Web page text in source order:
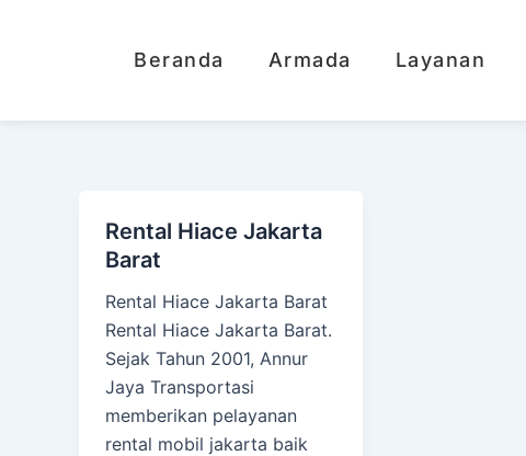
Beranda Armada Layanan
Rental Hiace Jakarta
Barat
Rental Hiace Jakarta Barat
Rental Hiace Jakarta Barat.
Sejak Tahun 2001, Annur
Jaya Transportasi
memberikan pelayanan
rental mobil jakarta baik